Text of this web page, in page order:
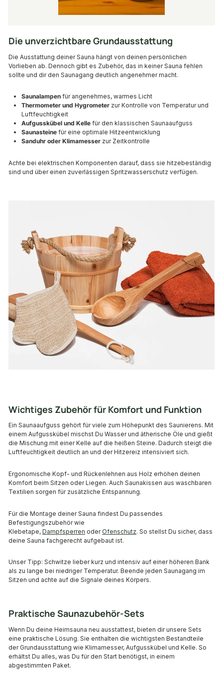
Die unverzichtbare Grundausstattung
Die Ausstattung deiner Sauna hängt von deinen persönlichen
Vorlieben ab. Dennoch gibt es Zubehör, das in keiner Sauna fehlen
sollte und dir den Saunagang deutlich angenehmer macht.
Saunalampen für angenehmes, warmes Licht
Thermometer und Hygrometerzur Kontrolle von Temperatur und
Luftfeuchtigkeit
Aufgusskübel und Kellefür den klassischen Saunaaufguss
Saunasteinefür eine optimale Hitzeentwicklung
Sanduhr oder Klimamesserzur Zeitkontrolle
Achte bei elektrischen Komponenten darauf, dass sie hitzebeständig
sind und über einen zuverlässigen Spritzwasserschutz verfügen.
Wichtiges Zubehör für Komfort und Funktion
Ein Saunaaufguss gehört für viele zum Höhepunkt des Saunierens. Mit
einem Aufgusskübel mischst Du Wasser und ätherische Öle und gießt
die Mischung mit einer Kelle auf die heißen Steine. Dadurch steigt die
Luftfeuchtigkeit deutlich an und der Hitzereiz intensiviert sich.
Ergonomische Kopf- und Rückenlehnen aus Holz erhöhen deinen
Komfort beim Sitzen oder Liegen. Auch Saunakissen aus waschbaren
Textilien sorgen für zusätzliche Entspannung.
Für die Montage deiner Sauna findest Du passendes
Befestigungszubehör wie
Klebetape, Dampfsperren oder Ofenschutz. So stellst Du sicher, dass
deine Sauna fachgerecht aufgebaut ist.
Unser Tipp: Schwitze lieber kurz und intensiv auf einer höheren Bank
als zu lange bei niedriger Temperatur. Beende jeden Saunagang im
Sitzen und achte auf die Signale deines Körpers.
Praktische Saunazubehör-Sets
Wenn Du deine Heimsauna neu ausstattest, bieten dir unsere Sets
eine praktische Lösung. Sie enthalten die wichtigsten Bestandteile
der Grundausstattung wie Klimamesser, Aufgusskübel und Kelle. So
erhältst Du alles, was Du für den Start benötigst, in einem
abgestimmten Paket.